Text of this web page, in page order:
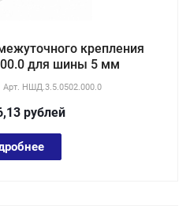
крепления
для шины 5 мм
Арт. НШД.3.5.0502.000.0
рублей